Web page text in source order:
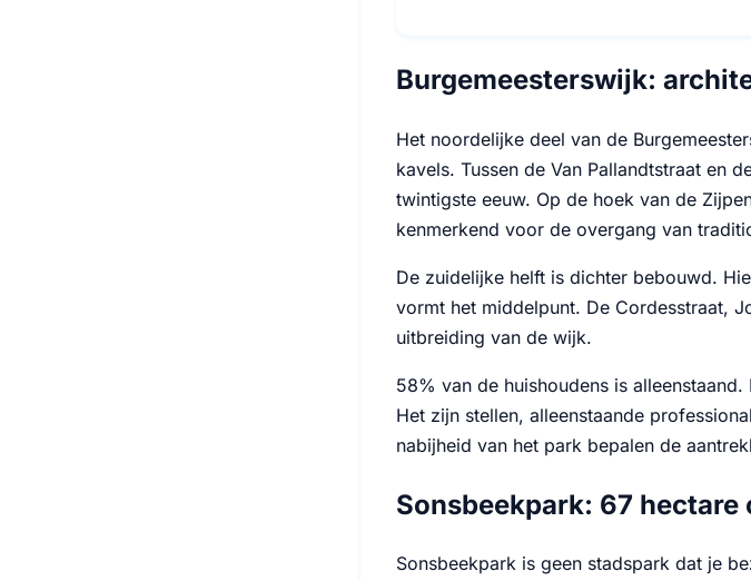
Burgemeesterswijk:
Het noordelijke deel van de
kavels. Tussen de Van Pallandtstraat en
twintigste eeuw. Op de hoek van de
kenmerkend voor de overgang van
De zuidelijke helft is dichter bebouwd.
vormt het middelpunt. De Cordesstraat,
uitbreiding van de wijk.
58% van de huishoudens is
Het zijn stellen, alleenstaande
nabijheid van het park bepalen de
Sonsbeekpark: 67 hectare
Sonsbeekpark is geen stadspark dat je